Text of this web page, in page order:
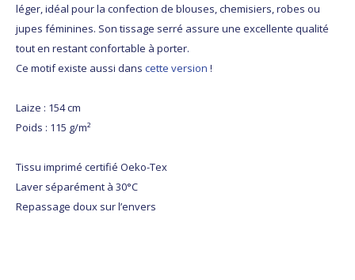
léger, idéal pour la confection de blouses, chemisiers, robes ou
jupes féminines. Son tissage serré assure une excellente qualité
tout en restant confortable à porter.
Ce motif existe aussi dans cette version !
Laize : 154 cm
Poids : 115 g/m²
Tissu imprimé certifié Oeko-Tex
Laver séparément à 30°C
Repassage doux sur l’envers